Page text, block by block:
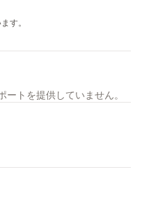
す。
トを提供していません。